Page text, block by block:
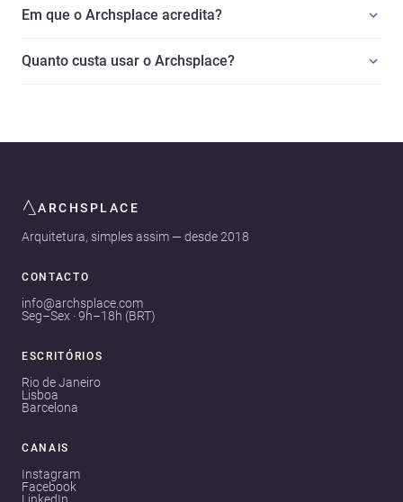
Em que o Archsplace acredita?
Quanto custa usar o Archsplace?
ARCHSPLACE
Arquitetura, simples assim — desde 2018
CONTACTO
info@archsplace.com
Seg–Sex · 9h–18h (BRT)
ESCRITÓRIOS
Rio de Janeiro
Lisboa
Barcelona
CANAIS
Instagram
Facebook
LinkedIn